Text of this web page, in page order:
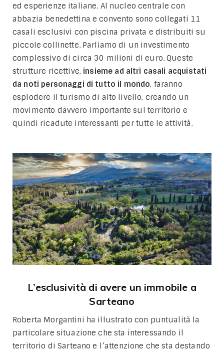
ed esperienze italiane. Al nucleo centrale con
abbazia benedettina e convento sono collegati 11
casali esclusivi con piscina privata e distribuiti su
piccole collinette. Parliamo di un investimento
complessivo di circa 30 milioni di euro. Queste
strutture ricettive, insieme ad altri casali acquistati
da noti personaggi di tutto il mondo, faranno
esplodere il turismo di alto livello, creando un
movimento davvero importante sul territorio e
quindi ricadute interessanti per tutte le attività.
L’esclusività di avere un immobile a
Sarteano
Roberta Morgantini ha illustrato con puntualità la
particolare situazione che sta interessando il
territorio di Sarteano e l’attenzione che sta destando